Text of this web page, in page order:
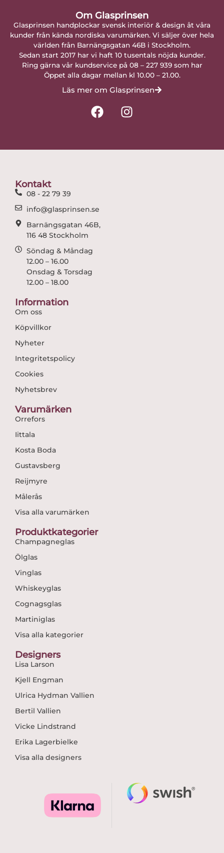
Om Glasprinsen
Glasprinsen handplockar svensk interiör & design åt våra
kunder från kända nordiska varumärken. Vi säljer över hela
världen från Barnängsgatan 46B i Stockholm.
Sedan start 2017 har vi haft 10 tusentals nöjda kunder.
Ring gärna vår kundservice på 08 – 227 939 som har
Öppet alla dagar mellan kl 10.00 – 21.00.
Läs mer om Glasprinsen
F
a
I
n
Kontakt
08 - 22 79 39
info@glasprinsen.se
Barnängsgatan 46B,
116 48 Stockholm
Söndag & Måndag
12.00 – 16.00
Onsdag & Torsdag
12.00 – 18.00
Information
Om oss
Köpvillkor
Nyheter
Integritetspolicy
Cookies
Nyhetsbrev
Varumärken
Orrefors
Iittala
Kosta Boda
Gustavsberg
Reijmyre
Målerås
Visa alla varumärken
Produktkategorier
Champagneglas
Ölglas
Vinglas
Whiskeyglas
Cognagsglas
Martiniglas
Visa alla kategorier
Designers
Lisa Larson
Kjell Engman
Ulrica Hydman Vallien
Bertil Vallien
Vicke Lindstrand
Erika Lagerbielke
Visa alla designers